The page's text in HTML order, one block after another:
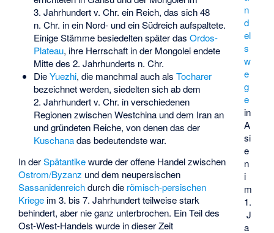
n
d
el
s
w
e
g
e
in
A
si
e
n
i
m
1.
J
a
3. Jahrhundert v. Chr. ein Reich, das sich 48
n. Chr. in ein Nord- und ein Südreich aufspaltete.
Einige Stämme besiedelten später das Ordos-
Plateau, ihre Herrschaft in der Mongolei endete
Mitte des 2. Jahrhunderts n. Chr.
DieYuezhi, die manchmal auch als Tocharer
bezeichnet werden, siedelten sich ab dem
2. Jahrhundert v. Chr. in verschiedenen
Regionen zwischen Westchina und dem Iran an
und gründeten Reiche, von denen das der
Kuschanadas bedeutendste war.
In derSpätantikewurde der offene Handel zwischen
Ostrom/Byzanz und dem neupersischen
Sassanidenreichdurch die römisch-persischen
Kriege im 3. bis 7. Jahrhundert teilweise stark
behindert, aber nie ganz unterbrochen. Ein Teil des
Ost-West-Handels wurde in dieser Zeit